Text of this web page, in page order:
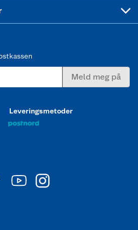
Meld meg på
Leveringsmetoder